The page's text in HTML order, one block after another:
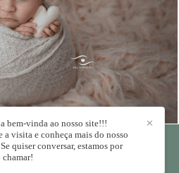
884 0
✕
bem-vinda ao nosso site!!!
a visita e conheça mais do nosso
quiser conversar, estamos por
chamar!